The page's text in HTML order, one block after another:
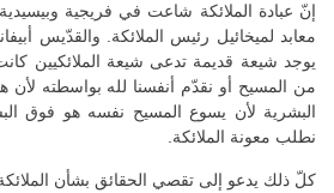
إنّ عبادة الملائكة شاعت في فريجية
معابد لميخائيل رئيس الملائكة. والقدّيس
يوجد شيعة قديمة تدعى شيعة الملائكيين
من المسيح أو نقدّم أنفسنا لله بواسطته لأن
البشرية لأن يسوع المسيح نفسه هو فوق
نطلب معونة الملائكة.
كلّ ذلك يدعو إلى تقصي الحقائق بشأن